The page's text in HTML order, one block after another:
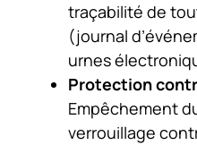
traçabilité de
(journal
urnes
Protection
Empêchement
verrouillage